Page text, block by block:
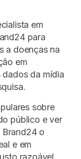
em
para
a doenças na
em
da mídia
sobre
público e ver
Brand24 o
e em
razoável.